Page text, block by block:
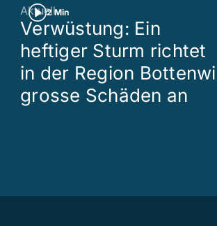
2 Min
Aktuell
Verwüstung: Ein
heftiger Sturm richtet
in der Region
grosse Schäden an